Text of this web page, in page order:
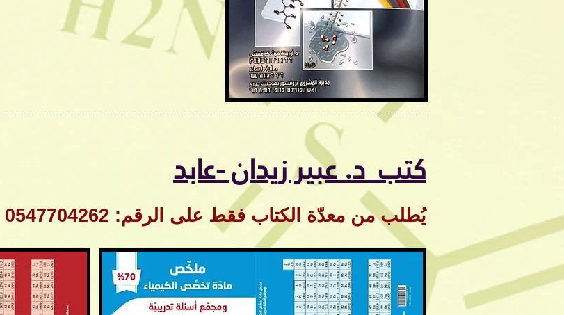
كتب د. عبير زيدان -عابد
يُطلب من معدّة الكتاب فقط على الرقم: 0547704262